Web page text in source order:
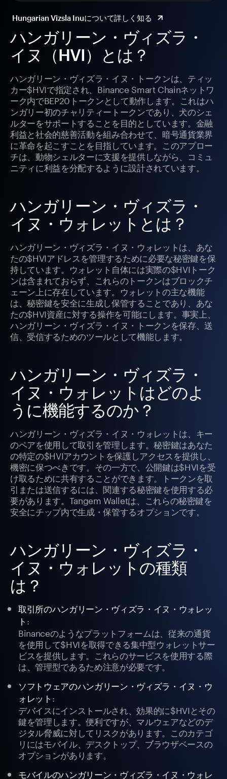
ハンガリーン・ヴィズラ・
イヌ（HVI）とは？
ハンガリーン・ヴィズラ・イヌ・トークンは、ティッ
カー$HVIで指定され、Binance Smart Chainネットワ
ーク内でBEP20トークンとして動作します。これはハ
ンガリー初のチャリティートークンであり、犬のシェ
ルターをサポートすることを目的としています。金融
利益と社会的慈善活動を組み合わせて、暗号通貨業界
に革命を起こすことを目指しています。このアプロー
チは、動物シェルターに支援を提供しながら、コミュ
ニティに利益を分配するように設計されています。
ハンガリーン・ヴィズラ・
イヌ・ウォレットとは？
ハンガリーン・ヴィズラ・イヌ・ウォレットは、あな
たの$HVIアドレスを管理するために必要な秘密鍵を保
持しています。ウォレット自体には実際の$HVIトーク
ンは含まれておらず、これらのトークンはブロックチ
ェーン上に存在しています。ウォレットの主な機能
は、秘密鍵を安全に生成し保管することであり、あな
たの$HVI資産に対する操作を可能にします。事実上、
ハンガリーン・ヴィズラ・イヌ・トークンを保存、送
信、受信するためのツールとして機能します。
ハンガリーン・ヴィズラ・
イヌ・ウォレットはどのよ
うに機能するのか？
ハンガリーン・ヴィズラ・イヌ・ウォレットは、キー
のペアを使用して取引を管理します。秘密鍵はあなた
の特定の$HVIアカウントを保護しアクセスを提供し、
機密に保つべきです。その一方で、公開鍵は$HVIを受
け取るために共有することができます。トークンを取
引または送信するには、関連する秘密鍵を使用する必
要があります。Tangem Walletは、これらの秘密鍵を
安全にチップ内で生成・保管するオプションです。
ハンガリーン・ヴィズラ・
イヌ・ウォレットの種類
は？
取引所のハンガリーン・ヴィズラ・イヌ・ウォレッ
ト :
Binanceのようなプラットフォームは、従来の通貨
を使用して$HVIを取得できる集中型ウォレットサー
ビスを提供します。これらのサービスを使用する際
は、管理型であるため注意が必要です。
ソフトウェアのハンガリーン・ヴィズラ・イヌ・ウ
ォレット :
デバイスにインストールされ、効果的に$HVIとその
鍵を管理します。便利ですが、マルウェアなどのデ
ジタル脅威に対してリスクがあります。このカテゴ
リにはモバイル、デスクトップ、ブラウザベースの
オプションがあります。
モバイルのハンガリーン・ヴィズラ・イヌ・ウォレ
Hungarian Vizsla Inuについて詳しく知る